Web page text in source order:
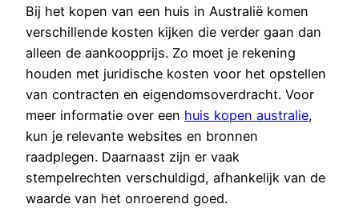
Bij het kopen van een huis in Australië komen
verschillende kosten kijken die verder gaan dan
alleen de aankoopprijs. Zo moet je rekening
houden met juridische kosten voor het opstellen
van contracten en eigendomsoverdracht. Voor
meer informatie over een huis kopen australie,
kun je relevante websites en bronnen
raadplegen. Daarnaast zijn er vaak
stempelrechten verschuldigd, afhankelijk van de
waarde van het onroerend goed.